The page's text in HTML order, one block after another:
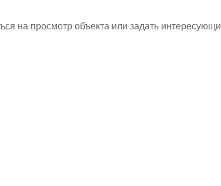
на просмотр объекта или задать